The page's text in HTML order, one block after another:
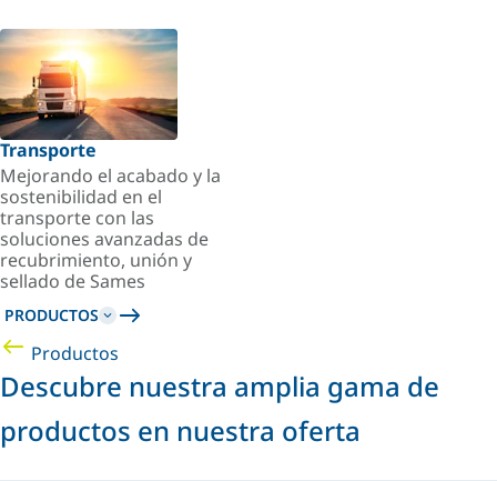
Transporte
Mejorando el acabado y la
sostenibilidad en el
transporte con las
soluciones avanzadas de
recubrimiento, unión y
sellado de Sames
PRODUCTOS
Productos
Descubre nuestra amplia gama de
productos en nuestra oferta